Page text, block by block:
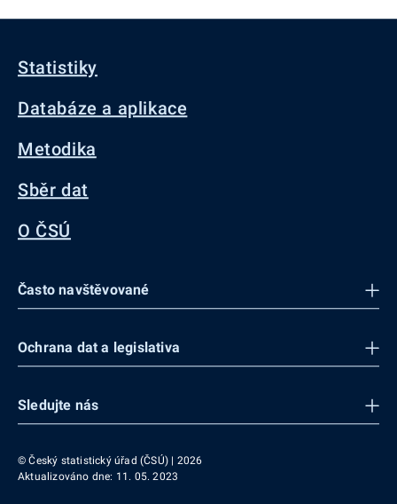
Statistiky
Databáze a aplikace
Metodika
Sběr dat
O ČSÚ
Často navštěvované
Ochrana dat a legislativa
Sledujte nás
© Český statistický úřad (ČSÚ) | 2026
Aktualizováno dne: 11. 05. 2023